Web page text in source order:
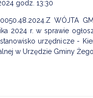
godz. 13:30
WÓJTA
2024 r. w sprawie
urzędnicze -
w Urzędzie Gminy